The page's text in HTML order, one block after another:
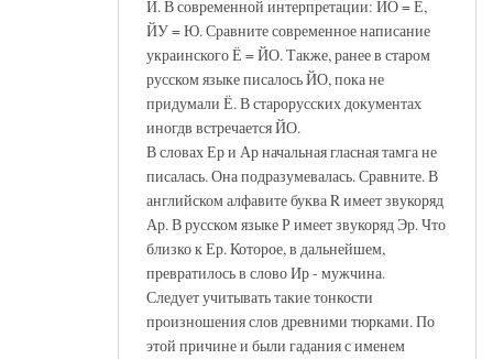
Й. В современной интерпретации: ЙО = Ё,
ЙУ = Ю. Сравните современное написание
украинского Ё = ЙО. Также, ранее в старом
русском языке писалось ЙО, пока не
придумали Ё. В старорусских документах
иногдв встречается ЙО.
В словах Ер и Ар начальная гласная тамга не
писалась. Она подразумевалась. Сравните. В
английском алфавите буква R имеет звукоряд
Ар. В русском языке Р имеет звукоряд Эр. Что
близко к Ер. Которое, в дальнейшем,
превратилось в слово Ир - мужчина.
Следует учитывать такие тонкости
произношения слов древними тюрками. По
этой причине и были гадания с именем